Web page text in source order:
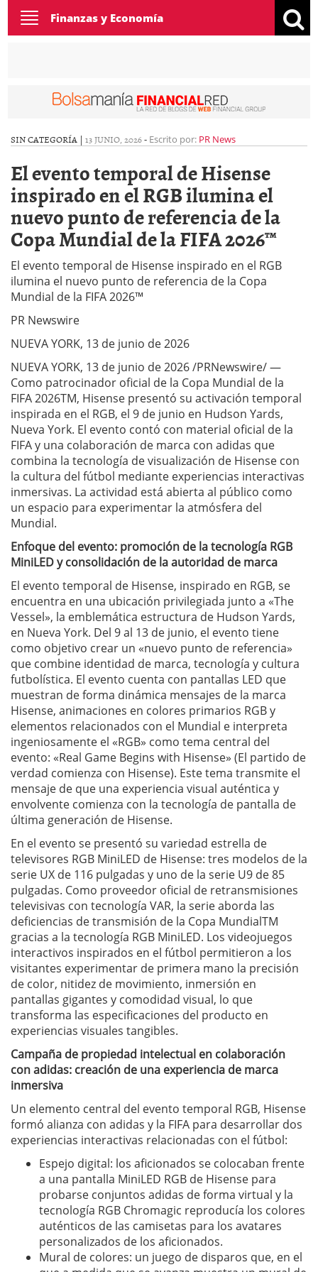
Toggle
navigation
Finanzas y Economía
SIN CATEGORÍA | 13 JUNIO, 2026- Escrito por: PR News
El evento temporal de Hisense
inspirado en el RGB ilumina el
nuevo punto de referencia de la
Copa Mundial de la FIFA 2026™
El evento temporal de Hisense inspirado en el RGB
ilumina el nuevo punto de referencia de la Copa
Mundial de la FIFA 2026™
PR Newswire
NUEVA YORK, 13 de junio de 2026
NUEVA YORK, 13 de junio de 2026 /PRNewswire/ —
Como patrocinador oficial de la Copa Mundial de la
FIFA 2026TM, Hisense presentó su activación temporal
inspirada en el RGB, el 9 de junio en Hudson Yards,
Nueva York. El evento contó con material oficial de la
FIFA y una colaboración de marca con adidas que
combina la tecnología de visualización de Hisense con
la cultura del fútbol mediante experiencias interactivas
inmersivas. La actividad está abierta al público como
un espacio para experimentar la atmósfera del
Mundial.
Enfoque del evento: promoción de la tecnología RGB
MiniLED y consolidación de la autoridad de marca
El evento temporal de Hisense, inspirado en RGB, se
encuentra en una ubicación privilegiada junto a «The
Vessel», la emblemática estructura de Hudson Yards,
en Nueva York. Del 9 al 13 de junio, el evento tiene
como objetivo crear un «nuevo punto de referencia»
que combine identidad de marca, tecnología y cultura
futbolística. El evento cuenta con pantallas LED que
muestran de forma dinámica mensajes de la marca
Hisense, animaciones en colores primarios RGB y
elementos relacionados con el Mundial e interpreta
ingeniosamente el «RGB» como tema central del
evento: «Real Game Begins with Hisense» (El partido de
verdad comienza con Hisense). Este tema transmite el
mensaje de que una experiencia visual auténtica y
envolvente comienza con la tecnología de pantalla de
última generación de Hisense.
En el evento se presentó su variedad estrella de
televisores RGB MiniLED de Hisense: tres modelos de la
serie UX de 116 pulgadas y uno de la serie U9 de 85
pulgadas. Como proveedor oficial de retransmisiones
televisivas con tecnología VAR, la serie aborda las
deficiencias de transmisión de la Copa MundialTM
gracias a la tecnología RGB MiniLED. Los videojuegos
interactivos inspirados en el fútbol permitieron a los
visitantes experimentar de primera mano la precisión
de color, nitidez de movimiento, inmersión en
pantallas gigantes y comodidad visual, lo que
transforma las especificaciones del producto en
experiencias visuales tangibles.
Campaña de propiedad intelectual en colaboración
con adidas: creación de una experiencia de marca
inmersiva
Un elemento central del evento temporal RGB, Hisense
formó alianza con adidas y la FIFA para desarrollar dos
experiencias interactivas relacionadas con el fútbol:
Espejo digital: los aficionados se colocaban frente
a una pantalla MiniLED RGB de Hisense para
probarse conjuntos adidas de forma virtual y la
tecnología RGB Chromagic reproducía los colores
auténticos de las camisetas para los avatares
personalizados de los aficionados.
Mural de colores: un juego de disparos que, en el